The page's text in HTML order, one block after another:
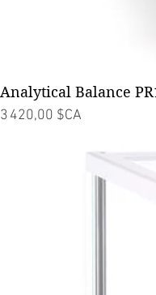
Analytical Balance
Prix
3 420,00 $CA